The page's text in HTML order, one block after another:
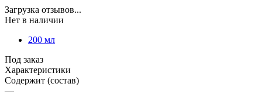
Загрузка отзывов...
Нет в наличии
200 мл
Под заказ
Характеристики
Содержит (состав)
—